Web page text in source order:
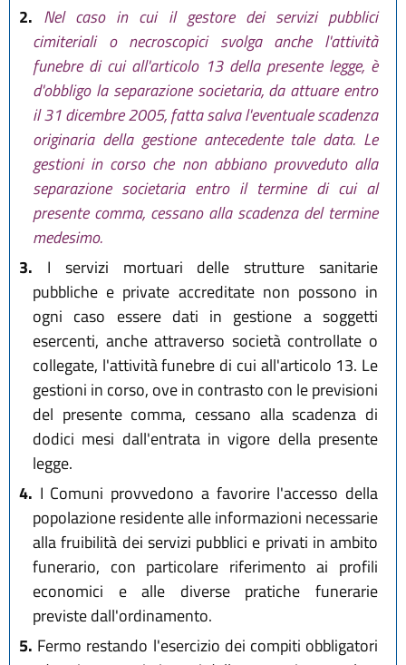
2. Nel caso in cui il gestore dei servizi pubblici
cimiteriali o necroscopici svolga anche l'attività
funebre di cui all'articolo 13 della presente legge, è
d'obbligo la separazione societaria, da attuare entro
il 31 dicembre 2005, fatta salva l'eventuale scadenza
originaria della gestione antecedente tale data. Le
gestioni in corso che non abbiano provveduto alla
separazione societaria entro il termine di cui al
presente comma, cessano alla scadenza del termine
medesimo.
3. I servizi mortuari delle strutture sanitarie
pubbliche e private accreditate non possono in
ogni caso essere dati in gestione a soggetti
esercenti, anche attraverso società controllate o
collegate, l'attività funebre di cui all'articolo 13. Le
gestioni in corso, ove in contrasto con le previsioni
del presente comma, cessano alla scadenza di
dodici mesi dall'entrata in vigore della presente
legge.
4. I Comuni provvedono a favorire l'accesso della
popolazione residente alle informazioni necessarie
alla fruibilità dei servizi pubblici e privati in ambito
funerario, con particolare riferimento ai profili
economici e alle diverse pratiche funerarie
previste dall'ordinamento.
5. Fermo restando l'esercizio dei compiti obbligatori